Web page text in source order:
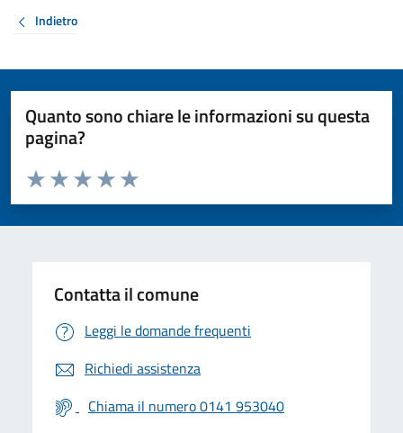
Indietro
Quanto sono chiare le informazioni su questa
pagina?
Valuta da 1 a 5 stelle la pagina
Valuta 5 stelle su 5
Valuta 4 stelle su 5
Valuta 3 stelle su 5
Valuta 2 stelle su 5
Valuta 1 stelle su 5
Contatta il comune
Leggi le domande frequenti
Richiedi assistenza
Chiama il numero 0141 953040